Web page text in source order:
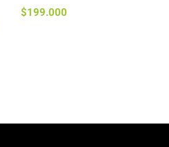
$199.000